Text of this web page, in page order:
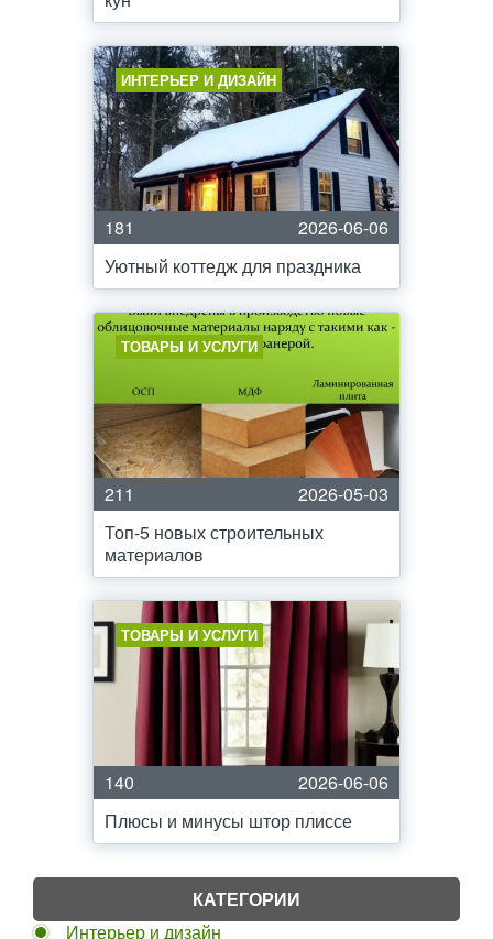
ИНТЕРЬЕР И ДИЗАЙН
181
2026-06-06
Уютный коттедж для праздника
ТОВАРЫ И УСЛУГИ
211
2026-05-03
Топ-5 новых строительных
материалов
ТОВАРЫ И УСЛУГИ
140
2026-06-06
Плюсы и минусы штор плиссе
КАТЕГОРИИ
Интерьер и дизайн